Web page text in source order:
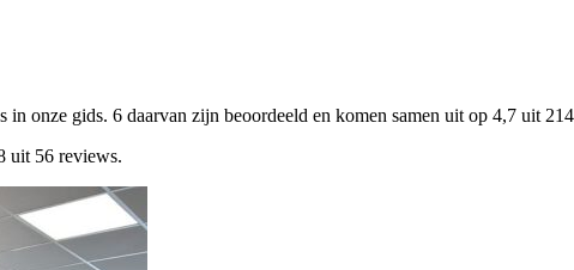
onze gids. 6 daarvan zijn beoordeeld en komen samen uit op 4,7 uit
uit 56 reviews.